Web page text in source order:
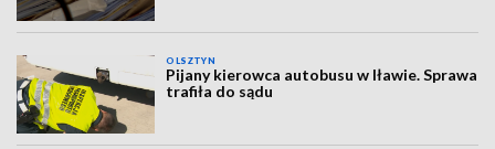
OLSZTYN
Pijany kierowca autobusu w Iławie. Sprawa
trafiła do sądu